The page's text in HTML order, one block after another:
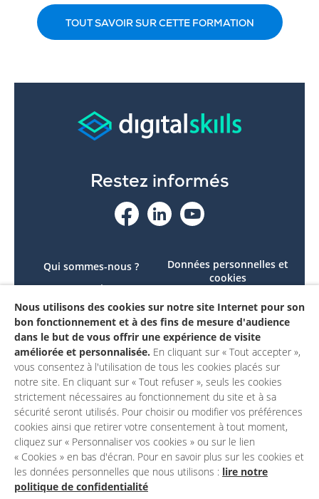
TOUT SAVOIR SUR CETTE FORMATION
Restez informés
Qui sommes-nous ?
Le projet
Contactez-nous
Mon compte
Données personnelles et
cookies
conforme
Mentions légales
Nous utilisons des cookies sur notre site Internet pour son
bon fonctionnement et à des fins de mesure d'audience
dans le but de vous offrir une expérience de visite
améliorée et personnalisée. En cliquant sur « Tout accepter »,
vous consentez à l'utilisation de tous les cookies placés sur
notre site. En cliquant sur « Tout refuser », seuls les cookies
strictement nécessaires au fonctionnement du site et à sa
sécurité seront utilisés. Pour choisir ou modifier vos préférences
cookies ainsi que retirer votre consentement à tout moment,
cliquez sur « Personnaliser vos cookies » ou sur le lien
« Cookies » en bas d'écran. Pour en savoir plus sur les cookies et
les données personnelles que nous utilisons : lire notre
politique de confidentialité